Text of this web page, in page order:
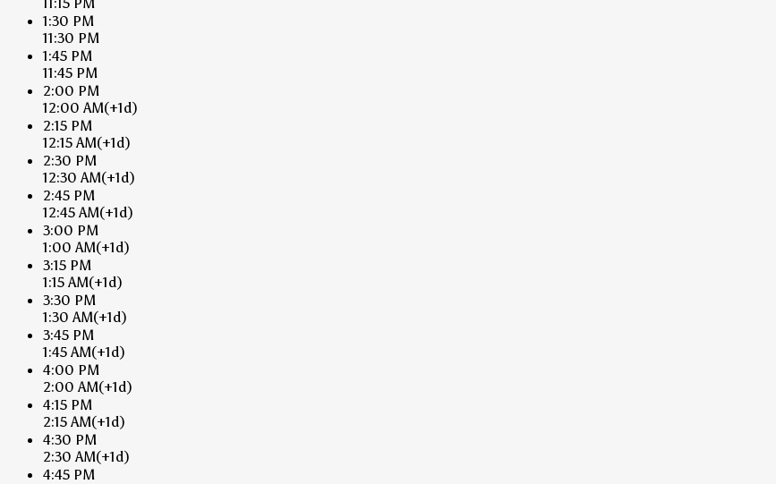
1:30 PM
11:30 PM
1:45 PM
11:45 PM
2:00 PM
12:00 AM(+1d)
2:15 PM
12:15 AM(+1d)
2:30 PM
12:30 AM(+1d)
2:45 PM
12:45 AM(+1d)
3:00 PM
1:00 AM(+1d)
3:15 PM
1:15 AM(+1d)
3:30 PM
1:30 AM(+1d)
3:45 PM
1:45 AM(+1d)
4:00 PM
2:00 AM(+1d)
4:15 PM
2:15 AM(+1d)
4:30 PM
2:30 AM(+1d)
4:45 PM